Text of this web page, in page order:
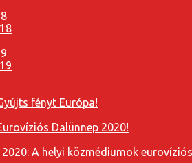
fényt Európa!
Dalünnep 2020!
A helyi közmédiumok